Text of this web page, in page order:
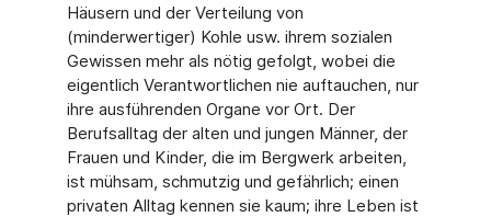
Häusern und der Verteilung von
(minderwertiger) Kohle usw. ihrem sozialen
Gewissen mehr als nötig gefolgt, wobei die
eigentlich Verantwortlichen nie auftauchen, nur
ihre ausführenden Organe vor Ort. Der
Berufsalltag der alten und jungen Männer, der
Frauen und Kinder, die im Bergwerk arbeiten,
ist mühsam, schmutzig und gefährlich; einen
privaten Alltag kennen sie kaum; ihre Leben ist